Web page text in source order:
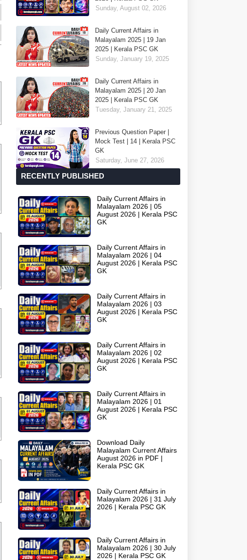
Sunday, August 02, 2026
Daily Current Affairs in
Malayalam 2025 | 19 Jan
2025 | Kerala PSC GK
Sunday, January 19, 2025
Daily Current Affairs in
Malayalam 2025 | 20 Jan
2025 | Kerala PSC GK
Tuesday, January 21, 2025
Previous Question Paper |
Mock Test | 14 | Kerala PSC
GK
Saturday, June 27, 2026
RECENTLY PUBLISHED
Daily Current Affairs in
Malayalam 2026 | 05
August 2026 | Kerala PSC
GK
Daily Current Affairs in
Malayalam 2026 | 04
August 2026 | Kerala PSC
GK
Daily Current Affairs in
Malayalam 2026 | 03
August 2026 | Kerala PSC
GK
Daily Current Affairs in
Malayalam 2026 | 02
August 2026 | Kerala PSC
GK
Daily Current Affairs in
Malayalam 2026 | 01
August 2026 | Kerala PSC
GK
Download Daily
Malayalam Current Affairs
August 2026 in PDF |
Kerala PSC GK
Daily Current Affairs in
Malayalam 2026 | 31 July
2026 | Kerala PSC GK
Daily Current Affairs in
Malayalam 2026 | 30 July
2026 | Kerala PSC GK